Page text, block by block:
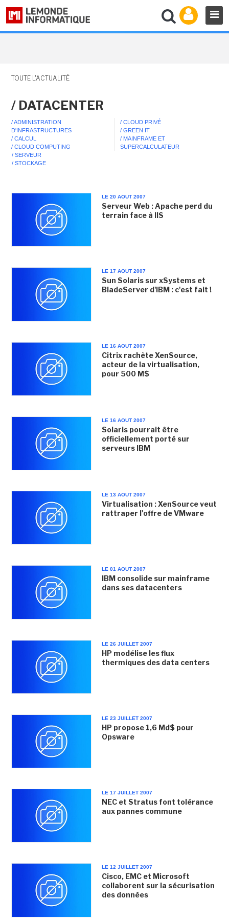
TOUTE L'ACTUALITÉ
/ DATACENTER
/ ADMINISTRATION
D'INFRASTRUCTURES
/ CALCUL
/ CLOUD COMPUTING
/ CLOUD PRIVÉ
/ GREEN IT
/ MAINFRAME ET
SUPERCALCULATEUR
/ SERVEUR
/ STOCKAGE
LE 20 AOUT 2007
Serveur Web : Apache perd du
terrain face à IIS
LE 17 AOUT 2007
Sun Solaris sur xSystems et
BladeServer d'IBM : c'est fait !
LE 16 AOUT 2007
Citrix rachète XenSource,
acteur de la virtualisation,
pour 500 M$
LE 16 AOUT 2007
Solaris pourrait être
officiellement porté sur
serveurs IBM
LE 13 AOUT 2007
Virtualisation : XenSource veut
rattraper l'offre de VMware
LE 01 AOUT 2007
IBM consolide sur mainframe
dans ses datacenters
LE 26 JUILLET 2007
HP modélise les flux
thermiques des data centers
LE 23 JUILLET 2007
HP propose 1,6 Md$ pour
Opsware
LE 17 JUILLET 2007
NEC et Stratus font tolérance
aux pannes commune
LE 12 JUILLET 2007
Cisco, EMC et Microsoft
collaborent sur la sécurisation
des données